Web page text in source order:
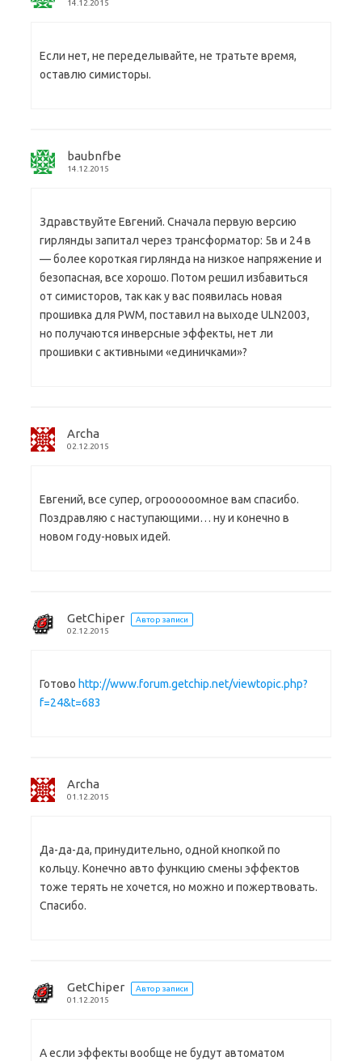
14.12.2015
Если нет, не переделывайте, не тратьте время,
оставлю симисторы.
baubnfbe
14.12.2015
Здравствуйте Евгений. Сначала первую версию
гирлянды запитал через трансформатор: 5в и 24 в
— более короткая гирлянда на низкое напряжение и
безопасная, все хорошо. Потом решил избавиться
от симисторов, так как у вас появилась новая
прошивка для PWM, поставил на выходе ULN2003,
но получаются инверсные эффекты, нет ли
прошивки с активными «единичками»?
Archa
02.12.2015
Евгений, все супер, огроооооомное вам спасибо.
Поздравляю с наступающими… ну и конечно в
новом году-новых идей.
GetChiper
Автор записи
02.12.2015
Готово http://www.forum.getchip.net/viewtopic.php?
f=24&t=683
Archa
01.12.2015
Да-да-да, принудительно, одной кнопкой по
кольцу. Конечно авто функцию смены эффектов
тоже терять не хочется, но можно и пожертвовать.
Спасибо.
GetChiper
Автор записи
01.12.2015
А если эффекты вообще не будут автоматом